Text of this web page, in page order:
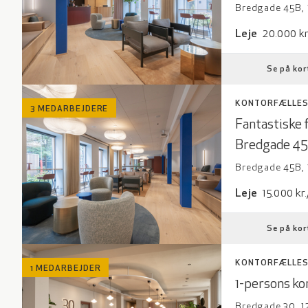
Bredgade 45B,
Leje: 20000
Leje 20.000
Se på
Bredgade
Bredgade 45B,
Leje: 15000
Leje 15.000
3 MEDARBEJDERE
Se på
1-persons
1 MEDARBEJDER